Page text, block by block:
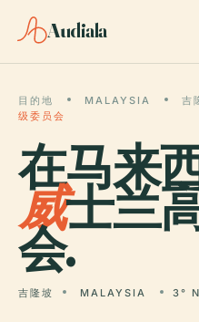
Audiala
目的地 MALAYSIA 吉
级委员会
在马来
威士兰
会.
吉隆坡 MALAYSIA 3°